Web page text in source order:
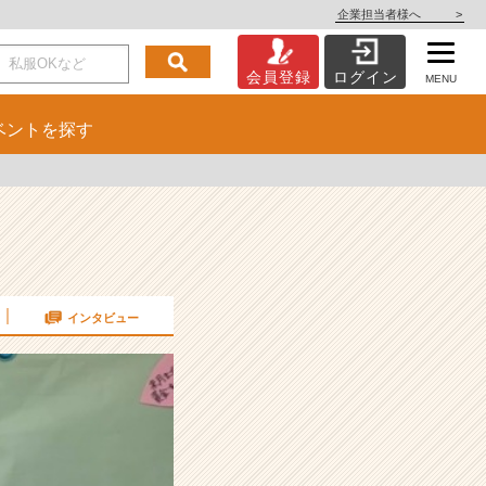
企業担当者様へ >
会員登録 ログイン MENU
ント を探す
インタビュー